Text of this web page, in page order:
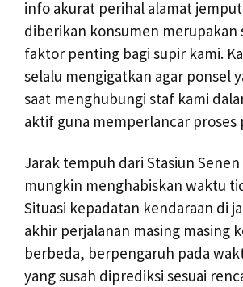
info akurat perihal alamat
diberikan konsumen merupakan
faktor penting bagi supir kami.
selalu mengigatkan agar ponsel
saat menghubungi staf kami
aktif guna memperlancar proses
Jarak tempuh dari Stasiun
mungkin menghabiskan waktu
Situasi kepadatan kendaraan di
akhir perjalanan masing masing
berbeda, berpengaruh pada
yang susah diprediksi sesuai